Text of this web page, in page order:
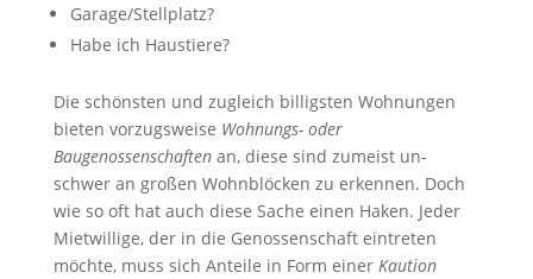
Garage/Stellplatz?
Habe ich Haustiere?
Die schönsten und zugleich billigsten Wohnungen
bieten vorzugsweise Wohnungs- oder
Baugenossenschaftenan, diese sind zumeist un-
schwer an großen Wohnblöcken zu erkennen. Doch
wie so oft hat auch diese Sache einen Haken. Jeder
Mietwillige, der in die Genossenschaft eintreten
möchte, muss sich Anteile in Form einer Kaution